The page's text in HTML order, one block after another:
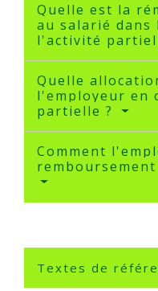
Quelle est la
au salarié dans
l'activité
Quelle
l'employeur en
partielle ?
Comment
Textes de